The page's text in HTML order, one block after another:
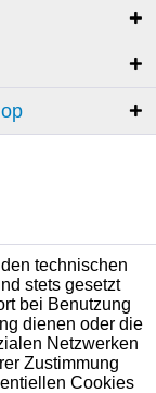
technischen
stets gesetzt
bei Benutzung
dienen oder die
Netzwerken
Zustimmung
Cookies